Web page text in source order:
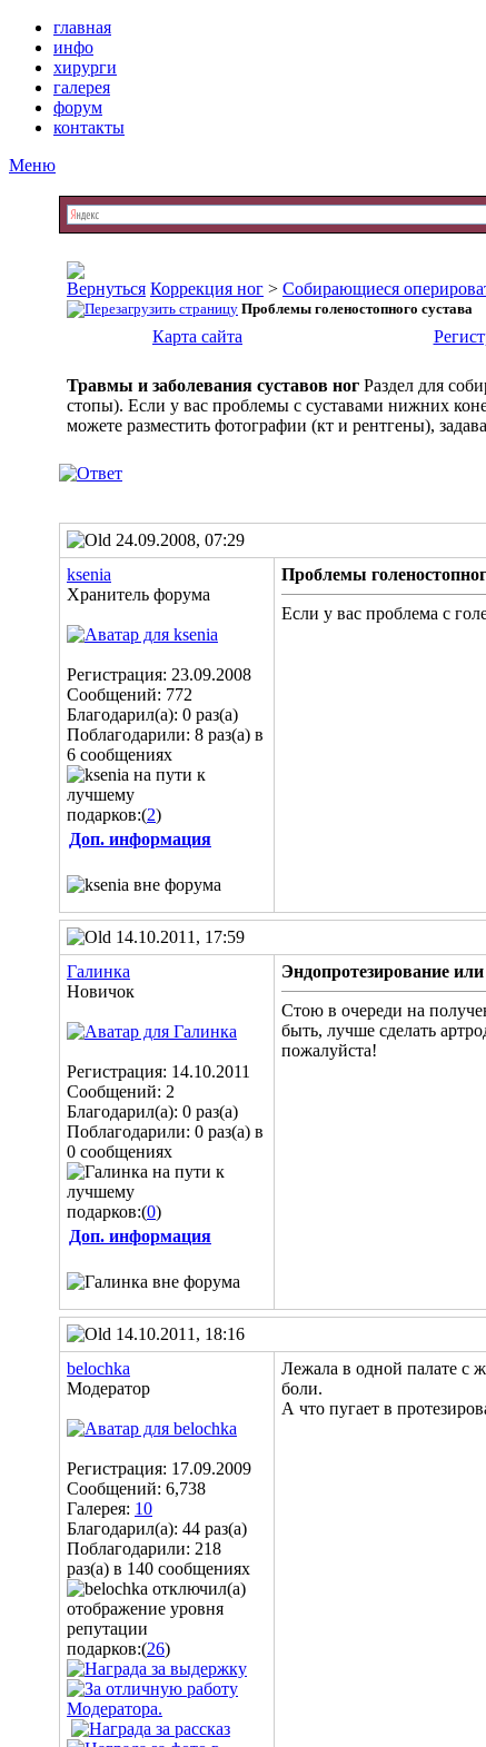
главная
инфо
хирурги
галерея
форум
контакты
Меню
Коррекция ног > Собирающиеся
Проблемы голеностопного сустава
Карта сайта
Травмы и заболевания суставов ног Раздел для
стопы). Если у вас проблемы с суставами нижних
можете разместить фотографии (кт и рентгены),
24.09.2008, 07:29
ksenia
Хранитель форума
Регистрация: 23.09.2008
Сообщений: 772
Благодарил(а): 0 раз(а)
Поблагодарили: 8 раз(а) в
6 сообщениях
подарков:(2)
Доп. информация
Проблемы
Если у вас проблема с
14.10.2011, 17:59
Галинка
Новичок
Регистрация: 14.10.2011
Сообщений: 2
Благодарил(а): 0 раз(а)
Поблагодарили: 0 раз(а) в
0 сообщениях
подарков:(0)
Доп. информация
Эндопротезирование или
Стою в очереди на
быть, лучше сделать
пожалуйста!
14.10.2011, 18:16
belochka
Модератор
Регистрация: 17.09.2009
Сообщений: 6,738
Галерея: 10
Благодарил(а): 44 раз(а)
Поблагодарили: 218
раз(а) в 140 сообщениях
подарков:(26)
Лежала в одной палате с
боли.
А что пугает в